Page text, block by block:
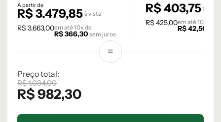
A partir de
R$3.479,85 à vista
R$ 3.663,00em até10x de
R$366,30 sem juros
R$403,75 à vista
R$ 425,00em até10
R$42,50
Preço total:
R$1.034,00
R$982,30